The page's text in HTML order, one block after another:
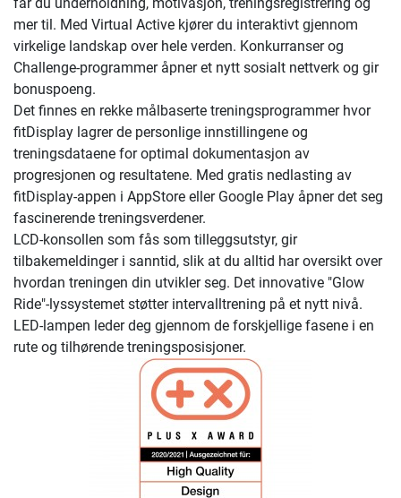
mer til. Med Virtual Active kjører du interaktivt gjennom
virkelige landskap over hele verden. Konkurranser og
Challenge-programmer åpner et nytt sosialt nettverk og gir
bonuspoeng.
Det finnes en rekke målbaserte treningsprogrammer hvor
fitDisplay lagrer de personlige innstillingene og
treningsdataene for optimal dokumentasjon av
progresjonen og resultatene. Med gratis nedlasting av
fitDisplay-appen i AppStore eller Google Play åpner det seg
fascinerende treningsverdener.
LCD-konsollen som fås som tilleggsutstyr, gir
tilbakemeldinger i sanntid, slik at du alltid har oversikt over
hvordan treningen din utvikler seg. Det innovative "Glow
Ride"-lyssystemet støtter intervalltrening på et nytt nivå.
LED-lampen leder deg gjennom de forskjellige fasene i en
rute og tilhørende treningsposisjoner.